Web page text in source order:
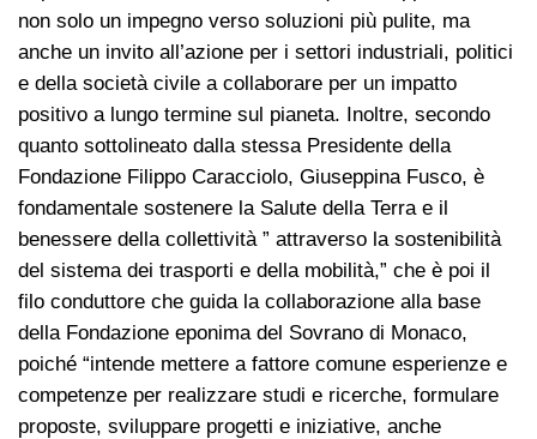
non solo un impegno verso soluzioni più pulite, ma
anche un invito all’azione per i settori industriali, politici
e della società civile a collaborare per un impatto
positivo a lungo termine sul pianeta. Inoltre, secondo
quanto sottolineato dalla stessa Presidente della
Fondazione Filippo Caracciolo, Giuseppina Fusco, è
fondamentale sostenere la Salute della Terra e il
benessere della collettività ” attraverso la sostenibilità
del sistema dei trasporti e della mobilità,” che è poi il
filo conduttore che guida la collaborazione alla base
della Fondazione eponima del Sovrano di Monaco,
poiché “intende mettere a fattore comune esperienze e
competenze per realizzare studi e ricerche, formulare
proposte, sviluppare progetti e iniziative, anche